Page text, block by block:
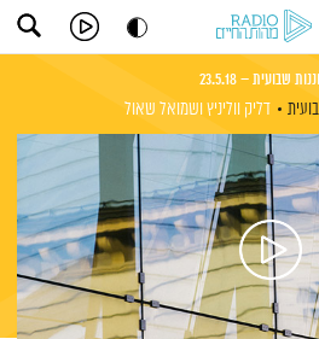
שבועית – 23.5.18
דליק ווליניץ ושמואל שאול